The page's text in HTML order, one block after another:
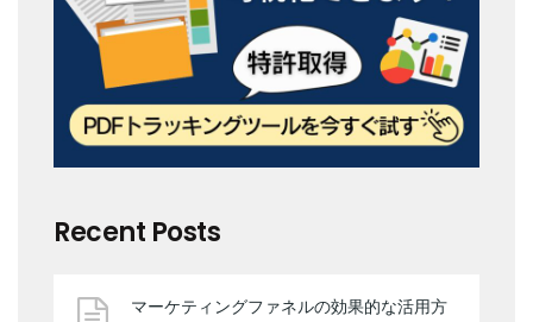
Recent Posts
マーケティングファネルの効果的な活用方